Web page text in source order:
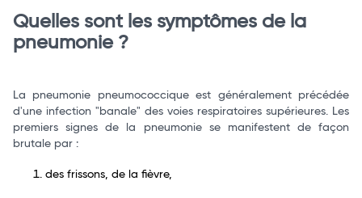
Quelles sont les symptômes de la
pneumonie ?
La pneumonie pneumococcique est généralement précédée
d'une infection "banale" des voies respiratoires supérieures. Les
premiers signes de la pneumonie se manifestent de façon
brutale par :
des frissons, de la fièvre,